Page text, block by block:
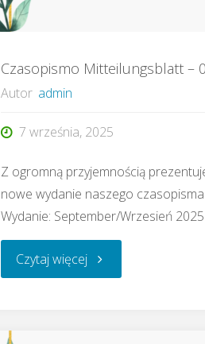
Czasopismo Mitteilungsblatt –
Autor admin
7 września, 2025
Z ogromną przyjemnością
nowe wydanie naszego
Wydanie: September/Wrzesień 2025
Czytaj więcej"Czasopismo